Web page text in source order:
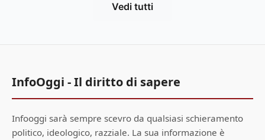
Vedi tutti
InfoOggi - Il diritto di sapere
Infooggi sarà sempre scevro da qualsiasi schieramento
politico, ideologico, razziale. La sua informazione è